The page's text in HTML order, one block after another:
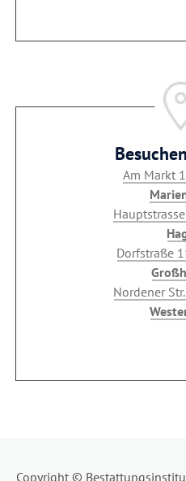
Am Markt
Dorfstraße
Nordener
Copyright ©